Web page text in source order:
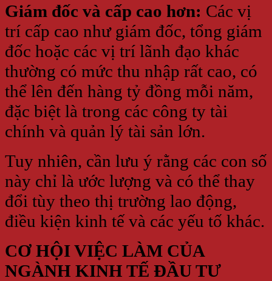
Giám đốc và cấp cao hơn: Các vị
trí cấp cao như giám đốc, tổng giám
đốc hoặc các vị trí lãnh đạo khác
thường có mức thu nhập rất cao, có
thể lên đến hàng tỷ đồng mỗi năm,
đặc biệt là trong các công ty tài
chính và quản lý tài sản lớn.
Tuy nhiên, cần lưu ý rằng các con số
này chỉ là ước lượng và có thể thay
đổi tùy theo thị trường lao động,
điều kiện kinh tế và các yếu tố khác.
CƠ HỘI VIỆC LÀM CỦA
NGÀNH KINH TẾ ĐẦU TƯ